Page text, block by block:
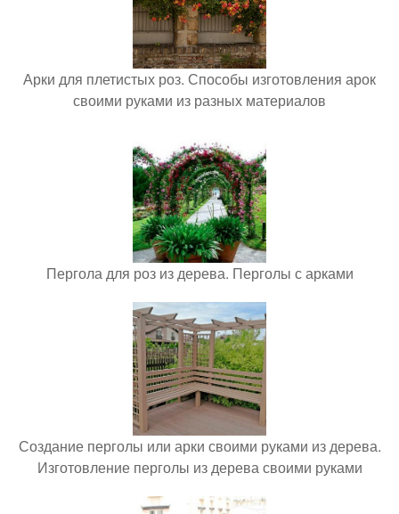
Арки для плетистых роз. Способы изготовления арок
своими руками из разных материалов
Пергола для роз из дерева. Перголы с арками
Создание перголы или арки своими руками из дерева.
Изготовление перголы из дерева своими руками